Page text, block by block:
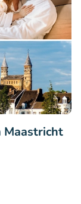
Maastricht